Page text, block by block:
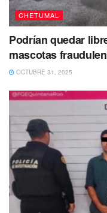
CHETUMAL
Podrían quedar
mascotas
OCTUBRE 31, 2025